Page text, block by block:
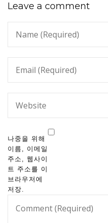
Leave a comment
나중을 위해
이름, 이메일
주소, 웹사이
트 주소를 이
브라우저에
저장.